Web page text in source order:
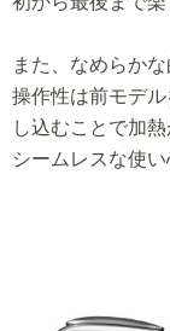
また、なめらか
操作性は前モデ
し込むことで加
シームレスな使い